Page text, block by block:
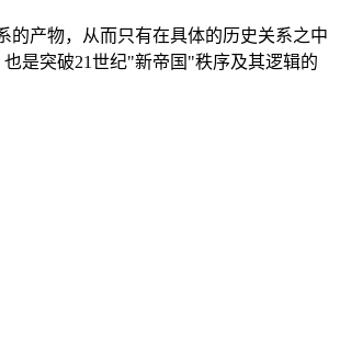
的产物，从而只有在具体的历史关系之中
是突破21世纪"新帝国"秩序及其逻辑的